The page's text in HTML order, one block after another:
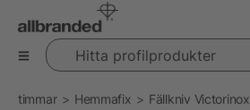
Hitta profilprodukter
timmar Hemmafix Fällkniv Victorinox